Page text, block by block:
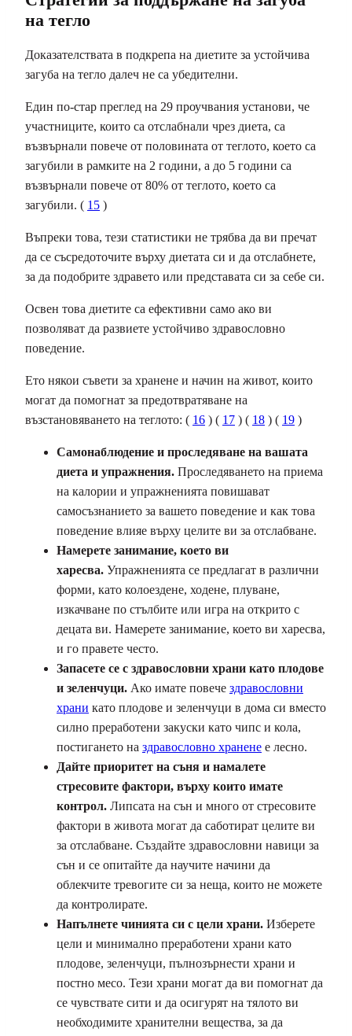
на тегло
Доказателствата в подкрепа на диетите за устойчива
загуба на тегло далеч не са убедителни.
Един по-стар преглед на 29 проучвания установи, че
участниците, които са отслабнали чрез диета, са
възвърнали повече от половината от теглото, което са
загубили в рамките на 2 години, а до 5 години са
възвърнали повече от 80% от теглото, което са
загубили. ( 15 )
Въпреки това, тези статистики не трябва да ви пречат
да се съсредоточите върху диетата си и да отслабнете,
за да подобрите здравето или представата си за себе си.
Освен това диетите са ефективни само ако ви
позволяват да развиете устойчиво здравословно
поведение.
Ето някои съвети за хранене и начин на живот, които
могат да помогнат за предотвратяване на
възстановяването на теглото: ( 16 ) ( 17 ) ( 18 ) ( 19 )
Самонаблюдение и проследяване на вашата
диета и упражнения. Проследяването на приема
на калории и упражненията повишават
самосъзнанието за вашето поведение и как това
поведение влияе върху целите ви за отслабване.
Намерете занимание, което ви
харесва. Упражненията се предлагат в различни
форми, като колоездене, ходене, плуване,
изкачване по стълбите или игра на открито с
децата ви. Намерете занимание, което ви харесва,
и го правете често.
Запасете се с здравословни храни като плодове
и зеленчуци. Ако имате повече здравословни
храни като плодове и зеленчуци в дома си вместо
силно преработени закуски като чипс и кола,
постигането на здравословно хранене е лесно.
Дайте приоритет на съня и намалете
стресовите фактори, върху които имате
контрол. Липсата на сън и много от стресовите
фактори в живота могат да саботират целите ви
за отслабване. Създайте здравословни навици за
сън и се опитайте да научите начини да
облекчите тревогите си за неща, които не можете
да контролирате.
Напълнете чинията си с цели храни. Изберете
цели и минимално преработени храни като
плодове, зеленчуци, пълнозърнести храни и
постно месо. Тези храни могат да ви помогнат да
се чувствате сити и да осигурят на тялото ви
необходимите хранителни вещества, за да